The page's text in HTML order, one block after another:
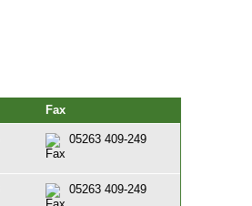
Fax
05263 409-249
05263 409-249